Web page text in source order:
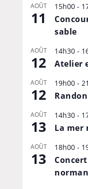
AOÛT
11
15h00 -
sable
AOÛT
12
14h30 -
Atelier
AOÛT
12
19h00 -
AOÛT
13
14h30 -
La mer
AOÛT
13
18h00 -